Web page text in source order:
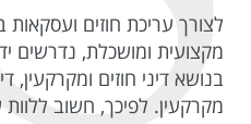
לצורך עריכת חוזים
מקצועית ומושכלת, נדרשים
בנושא דיני חוזים ומקרקעין,
מקרקעין. לפיכך, חשוב